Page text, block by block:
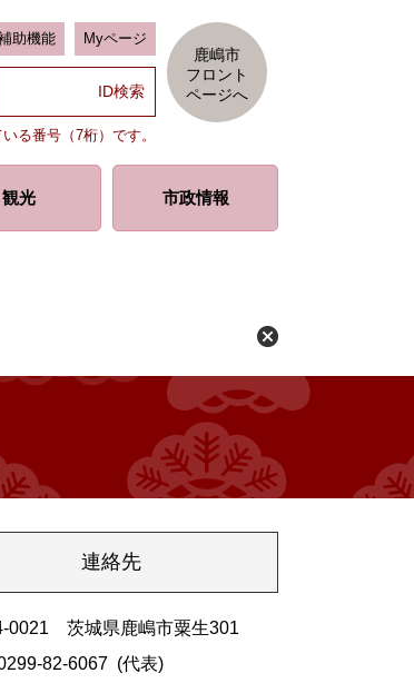
助機能 Myページ
る番号（7桁）です。
鹿嶋市
フロント
ページへ
観光 市政情報
連絡先
0021 茨城県鹿嶋市粟生301
82-6067
代表